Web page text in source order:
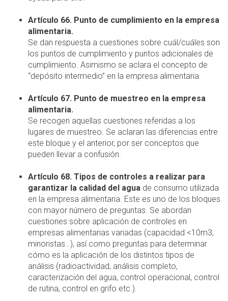
Artículo 66. Punto de cumplimiento en la empresa
alimentaria.
Se dan respuesta a cuestiones sobre cuál/cuáles son
los puntos de cumplimiento y puntos adicionales de
cumplimiento. Asimismo se aclara el concepto de
“depósito intermedio” en la empresa alimentaria.
Artículo 67. Punto de muestreo en la empresa
alimentaria.
Se recogen aquellas cuestiones referidas a los
lugares de muestreo. Se aclaran las diferencias entre
este bloque y el anterior, por ser conceptos que
pueden llevar a confusión.
Artículo 68. Tipos de controles a realizar para
garantizar la calidad del agua de consumo utilizada
en la empresa alimentaria. Este es uno de los bloques
con mayor número de preguntas. Se abordan
cuestiones sobre aplicación de controles en
empresas alimentarias variadas (capacidad <10m3,
minoristas…), así como preguntas para determinar
cómo es la aplicación de los distintos tipos de
análisis (radioactividad, análisis completo,
caracterización del agua, control operacional, control
de rutina, control en grifo etc.).